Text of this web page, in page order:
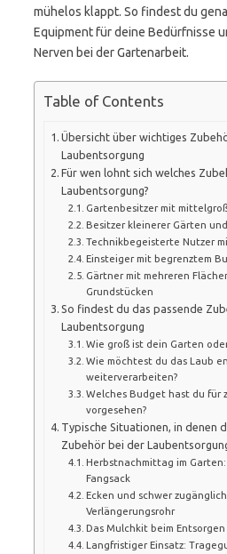
mühelos klappt. So findest du
Equipment für deine Bedürfnisse
Nerven bei der Gartenarbeit.
Table of Contents
Übersicht über wichtiges
Laubentsorgung
Für wen lohnt sich welches
Laubentsorgung?
Gartenbesitzer mit
Besitzer kleinerer Gärten
Technikbegeisterte Nutzer
Einsteiger mit begrenztem
Gärtner mit mehreren
Grundstücken
So findest du das passende
Laubentsorgung
Wie groß ist dein Garten
Wie möchtest du das Laub
weiterverarbeiten?
Welches Budget hast du für
vorgesehen?
Typische Situationen, in denen
Zubehör bei der
Herbstnachmittag im
Fangsack
Ecken und schwer
Verlängerungsrohr
Das Mulchkit beim
Langfristiger Einsatz: